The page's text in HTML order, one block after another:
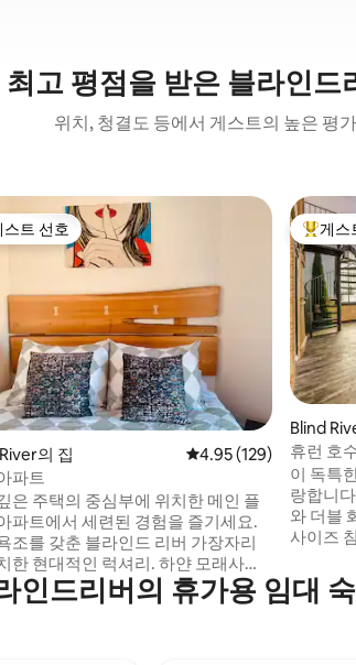
최고 평점을 받은 블라인드
위치, 청결도 등에서 게스트의 높은 평
), 후기 15개
게스트 선호
스트 선호
의 집 평점 4.95점(5점 만점),
4.95 (129)
파트
은 주택의 중심부에 위치한 메인 플
파트에서 세련된 경험을 즐기세요.
조를 갖춘 블라인드 리버 가장자리
현대적인 럭셔리. 하얀 모래사장
협 해변까지 도보로 가까운 거리에
, 메인 스트리트에서 몇 걸음 거리에
상위게스
Blind
휴런 호
름다운
이 독특
랑합니
와 더블
사이즈
두 번째
는 55인
인드리버의 휴가용 임대